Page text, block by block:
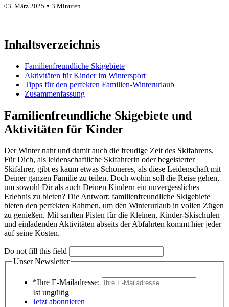
03. März 2025 • 3 Minuten
Inhaltsverzeichnis
Familienfreundliche Skigebiete
Aktivitäten für Kinder im Wintersport
Tipps für den perfekten Familien-Winterurlaub
Zusammenfassung
Familienfreundliche Skigebiete und
Aktivitäten für Kinder
Der Winter naht und damit auch die freudige Zeit des Skifahrens.
Für Dich, als leidenschaftliche Skifahrerin oder begeisterter
Skifahrer, gibt es kaum etwas Schöneres, als diese Leidenschaft mit
Deiner ganzen Familie zu teilen. Doch wohin soll die Reise gehen,
um sowohl Dir als auch Deinen Kindern ein unvergessliches
Erlebnis zu bieten? Die Antwort: familienfreundliche Skigebiete
bieten den perfekten Rahmen, um den Winterurlaub in vollen Zügen
zu genießen. Mit sanften Pisten für die Kleinen, Kinder-Skischulen
und einladenden Aktivitäten abseits der Abfahrten kommt hier jeder
auf seine Kosten.
Do not fill this field
Unser Newsletter
*Ihre E-Mailadresse:
Ist ungültig
Jetzt abonnieren